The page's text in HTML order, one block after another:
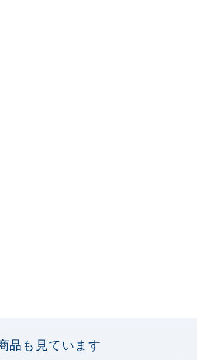
品も見ています